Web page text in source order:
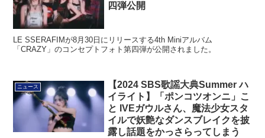
四弾公開
LE SSERAFIMが8月30日にリリースする4th Miniアルバム
「CRAZY」のコンセプトフォト第四弾が公開されました。
ニュース
【2024 SBS歌謡大典Summer ハ
イライト】「ポンコツオンニ」こ
と IVEガウルさん、魔法少女スタ
イルで妖艶なダンスブレイクを披
露し話題をかっさらってしまう